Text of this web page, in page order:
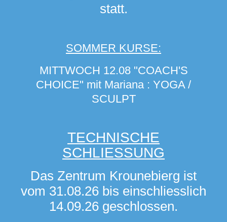
statt.
SOMMER KURSE:
MITTWOCH 12.08 "COACH'S
CHOICE" mit Mariana : YOGA /
SCULPT
TECHNISCHE
SCHLIESSUNG
Das Zentrum Krounebierg ist
vom 31.08.26 bis einschliesslich
14.09.26 geschlossen.